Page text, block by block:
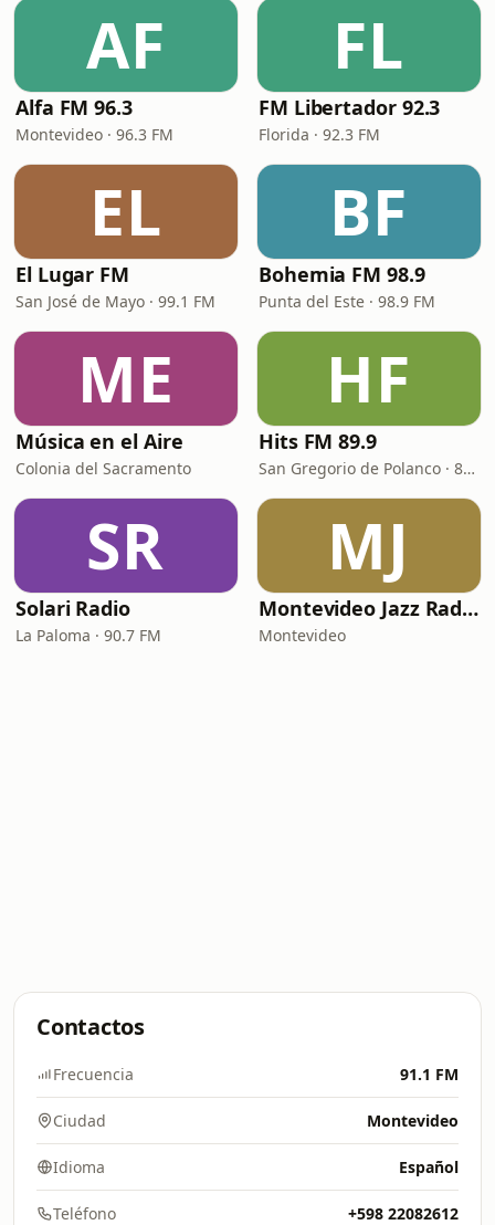
AF
Alfa FM 96.3
Montevideo · 96.3 FM
FL
FM Libertador 92.3
Florida · 92.3 FM
EL
El Lugar FM
San José de Mayo · 99.1 FM
BF
Bohemia FM 98.9
Punta del Este · 98.9 FM
ME
Música en el Aire
Colonia del Sacramento
HF
Hits FM 89.9
San Gregorio de Polanco · 89.9 FM
SR
Solari Radio
La Paloma · 90.7 FM
MJ
Montevideo Jazz Radio
Montevideo
Contactos
Frecuencia 91.1 FM
Ciudad Montevideo
Idioma Español
Teléfono +598 22082612